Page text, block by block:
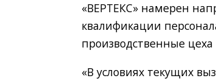
«ВЕРТЕКС» намерен
квалификации
производственные
«В условиях текущих